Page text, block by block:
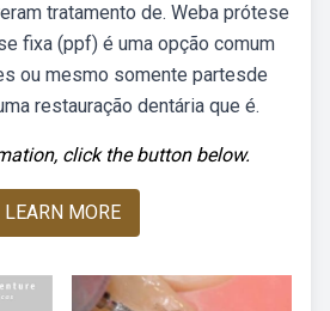
tratamento de. Weba prótese
fixa (ppf) é uma opção comum
ou mesmo somente partesde
restauração dentária que é.
click the button below.
LEARN MORE